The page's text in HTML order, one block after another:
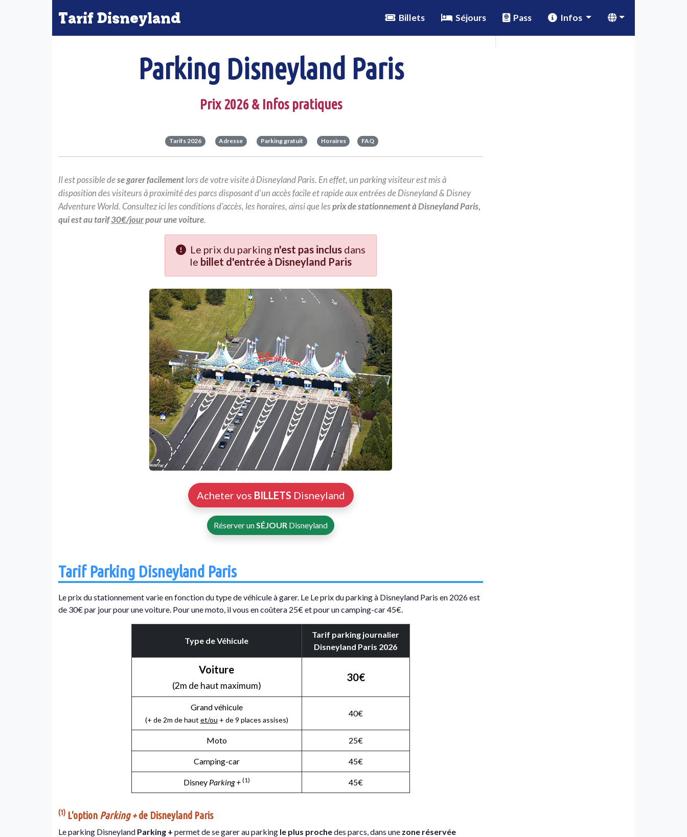
Tarif Disneyland Billets Séjours Pass Infos
Parking Disneyland Paris
Prix 2026 & Infos pratiques
Tarifs 2026 Adresse Parking gratuit Horaires FAQ
Il est possible dese garer facilementlors de votre visite à Disneyland Paris. En effet, un parking visiteur est mis à
disposition des visiteurs à proximité des parcs disposant d'un accès facile et rapide aux entrées de Disneyland & Disney
Adventure World. Consultez ici les conditions d'accès, les horaires, ainsi que lesprix de stationnement à Disneyland Paris,
qui est au tarif30€/jourpour une voiture.
Le prix du parking n'est pas inclus dans
le billet d'entrée à Disneyland Paris
Acheter vos BILLETS Disneyland
Réserver unSÉJOUR Disneyland
Tarif Parking Disneyland Paris
Le prix du stationnement varie en fonction du type de véhicule à garer. Le Le prix du parking à Disneyland Paris en 2026 est
de 30€ par jour pour une voiture. Pour une moto, il vous en coûtera 25€ et pour un camping-car 45€.
Type de Véhicule
Tarif parking journalier
Disneyland Paris 2026
Voiture
(2m de haut maximum)
30€
Grand véhicule
(+ de 2m de haut et/ou + de 9 places assises)
40€
Moto 25€
Camping-car 45€
Disney Parking + (1) 45€
(1) L'option Parking +de Disneyland Paris
Le parking Disneyland Parking + permet de se garer au parking le plus prochedes parcs, dans une zone réservée